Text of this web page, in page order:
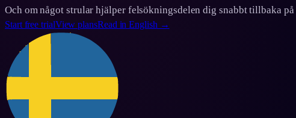
Och om något strular hjälper felsökningsdelen dig snabbt tillbaka på
Start free trialView plansRead in English →